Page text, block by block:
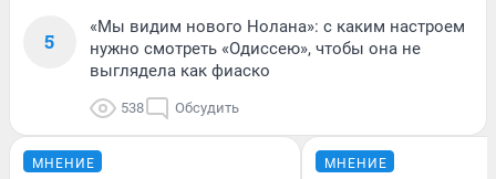
5
«Мы видим нового Нолана»: с каким настроем
нужно смотреть «Одиссею», чтобы она не
выглядела как фиаско
538 Обсудить
МНЕНИЕ МНЕНИЕ